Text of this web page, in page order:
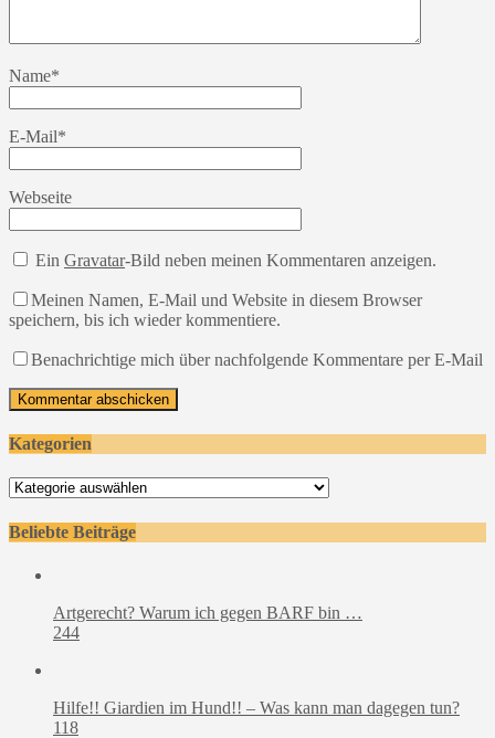
Name*
E-Mail*
Webseite
EinGravatar-Bild neben meinen Kommentaren anzeigen.
Meinen Namen, E-Mail und Website in diesem Browser
speichern, bis ich wieder kommentiere.
Benachrichtige mich über nachfolgende Kommentare per E-Mail
Kategorien
Kategorien
Beliebte Beiträge
Artgerecht? Warum ich gegen BARF bin …
244
Hilfe!! Giardien im Hund!! – Was kann man dagegen tun?
118